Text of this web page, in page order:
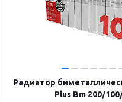
Радиатор
Plus Bm 200/